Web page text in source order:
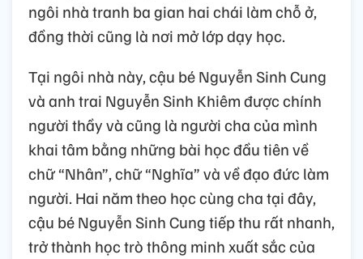
ngôi nhà tranh ba gian hai chái làm chỗ ở,
đồng thời cũng là nơi mở lớp dạy học.
Tại ngôi nhà này, cậu bé Nguyễn Sinh Cung
và anh trai Nguyễn Sinh Khiêm được chính
người thầy và cũng là người cha của mình
khai tâm bằng những bài học đầu tiên về
chữ “Nhân”, chữ “Nghĩa” và về đạo đức làm
người. Hai năm theo học cùng cha tại đây,
cậu bé Nguyễn Sinh Cung tiếp thu rất nhanh,
trở thành học trò thông minh xuất sắc của